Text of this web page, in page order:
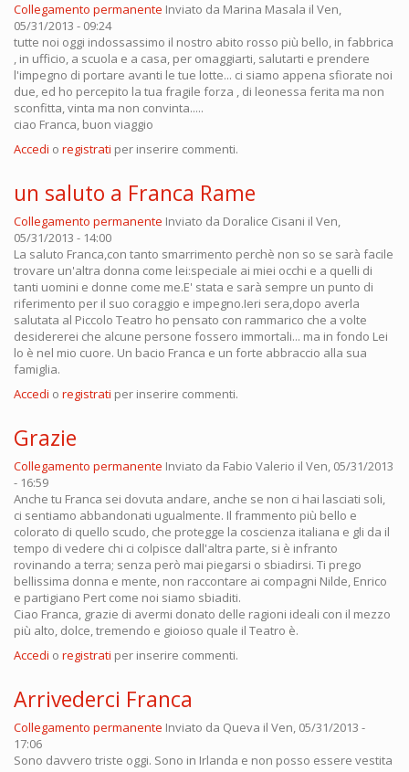
Collegamento permanente Inviato da Marina Masala il Ven,
05/31/2013 - 09:24
tutte noi oggi indossassimo il nostro abito rosso più bello, in fabbrica
, in ufficio, a scuola e a casa, per omaggiarti, salutarti e prendere
l'impegno di portare avanti le tue lotte... ci siamo appena sfiorate noi
due, ed ho percepito la tua fragile forza , di leonessa ferita ma non
sconfitta, vinta ma non convinta.....
ciao Franca, buon viaggio
Accedi o registrati per inserire commenti.
un saluto a Franca Rame
Collegamento permanente Inviato da Doralice Cisani il Ven,
05/31/2013 - 14:00
La saluto Franca,con tanto smarrimento perchè non so se sarà facile
trovare un'altra donna come lei:speciale ai miei occhi e a quelli di
tanti uomini e donne come me.E' stata e sarà sempre un punto di
riferimento per il suo coraggio e impegno.Ieri sera,dopo averla
salutata al Piccolo Teatro ho pensato con rammarico che a volte
desidererei che alcune persone fossero immortali... ma in fondo Lei
lo è nel mio cuore. Un bacio Franca e un forte abbraccio alla sua
famiglia.
Accedi o registrati per inserire commenti.
Grazie
Collegamento permanente Inviato da Fabio Valerio il Ven, 05/31/2013
- 16:59
Anche tu Franca sei dovuta andare, anche se non ci hai lasciati soli,
ci sentiamo abbandonati ugualmente. Il frammento più bello e
colorato di quello scudo, che protegge la coscienza italiana e gli da il
tempo di vedere chi ci colpisce dall'altra parte, si è infranto
rovinando a terra; senza però mai piegarsi o sbiadirsi. Ti prego
bellissima donna e mente, non raccontare ai compagni Nilde, Enrico
e partigiano Pert come noi siamo sbiaditi.
Ciao Franca, grazie di avermi donato delle ragioni ideali con il mezzo
più alto, dolce, tremendo e gioioso quale il Teatro è.
Accedi o registrati per inserire commenti.
Arrivederci Franca
Collegamento permanente Inviato da Queva il Ven, 05/31/2013 -
17:06
Sono davvero triste oggi. Sono in Irlanda e non posso essere vestita